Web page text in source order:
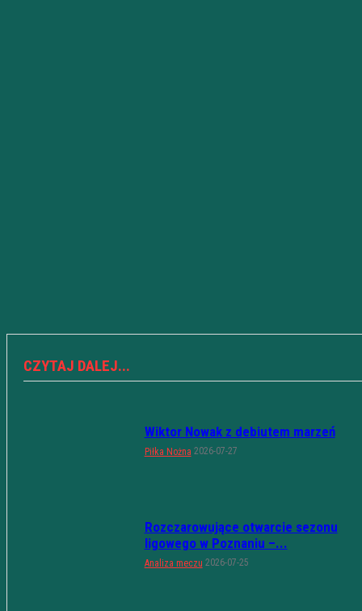
CZYTAJ DALEJ...
Wiktor Nowak z debiutem marzeń
Piłka Nożna 2026-07-27
Rozczarowujące otwarcie sezonu
ligowego w Poznaniu –...
Analiza meczu 2026-07-25